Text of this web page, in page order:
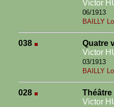
Victor
06/1913
BAILLY
038
Quatre
Victor
03/1913
BAILLY
028
Théâtre
Victor